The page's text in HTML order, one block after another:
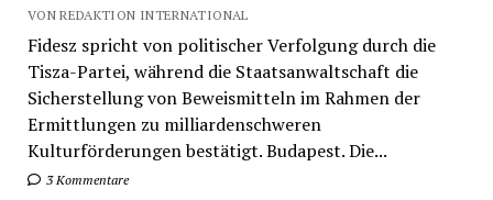
VON REDAKTION INTERNATIONAL
Fidesz spricht von politischer Verfolgung durch die
Tisza-Partei, während die Staatsanwaltschaft die
Sicherstellung von Beweismitteln im Rahmen der
Ermittlungen zu milliardenschweren
Kulturförderungen bestätigt. Budapest. Die...
3 Kommentare